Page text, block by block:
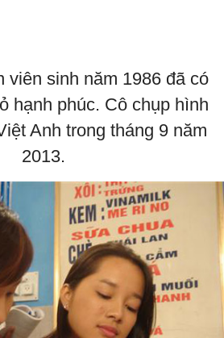
viên sinh năm 1986 đã có
hạnh phúc. Cô chụp hình
Anh trong tháng 9 năm
2013.